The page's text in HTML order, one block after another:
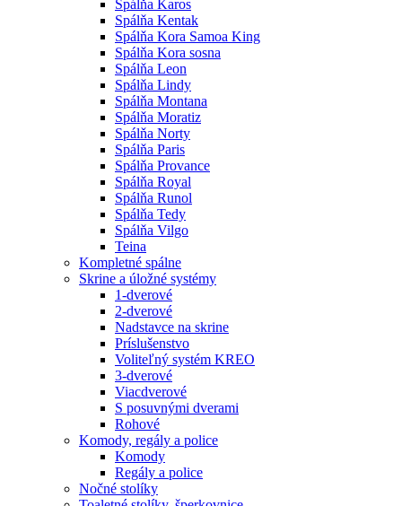
Spálňa Karos
Spálňa Kentak
Spálňa Kora Samoa King
Spálňa Kora sosna
Spálňa Leon
Spálňa Lindy
Spálňa Montana
Spálňa Moratiz
Spálňa Norty
Spálňa Paris
Spálňa Provance
Spálňa Royal
Spálňa Runol
Spálňa Tedy
Spálňa Vilgo
Teina
Kompletné spálne
Skrine a úložné systémy
1-dverové
2-dverové
Nadstavce na skrine
Príslušenstvo
Voliteľný systém KREO
3-dverové
Viacdverové
S posuvnými dverami
Rohové
Komody, regály a police
Komody
Regály a police
Nočné stolíky